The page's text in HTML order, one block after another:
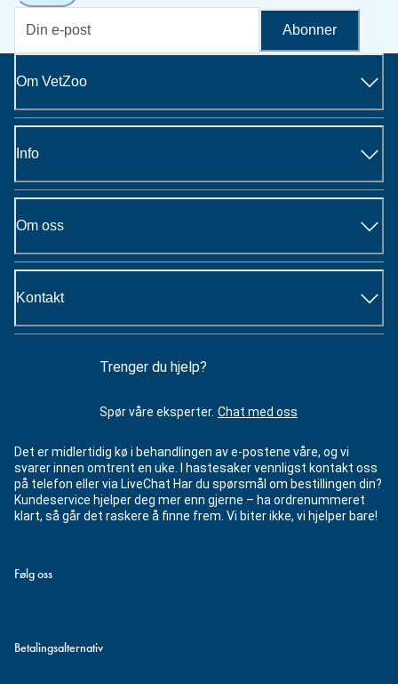
Abonner
Om VetZoo
Info
Om oss
Kontakt
Trenger du hjelp?
Spør våre eksperter. Chat med oss
Det er midlertidig kø i behandlingen av e-postene våre, og vi
svarer innen omtrent en uke. I hastesaker vennligst kontakt oss
på telefon eller via LiveChat Har du spørsmål om bestillingen din?
Kundeservice hjelper deg mer enn gjerne – ha ordrenummeret
klart, så går det raskere å finne frem. Vi biter ikke, vi hjelper bare!
Følg oss
Betalingsalternativ